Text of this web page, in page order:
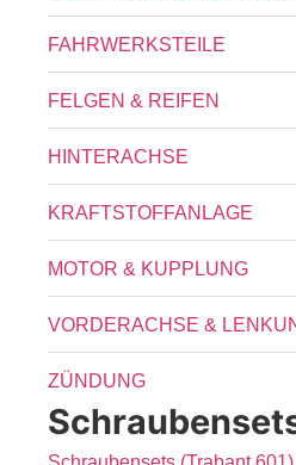
FAHRWERKSTEILE
FELGEN & REIFEN
HINTERACHSE
KRAFTSTOFFANLAGE
MOTOR & KUPPLUNG
VORDERACHSE &
ZÜNDUNG